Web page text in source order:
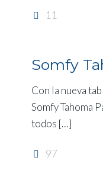
11
Somfy
Con la nueva
Somfy Tahoma
todos […]
97